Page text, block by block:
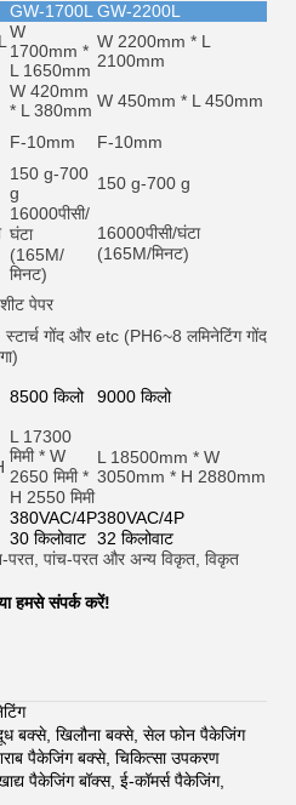
GW-1700L GW-2200L
W
1700mm *
L 1650mm
W 2200mm * L
2100mm
W 420mm
* L 380mm W 450mm * L 450mm
F-10mm
F-10mm
150 g-700
g
150 g-700 g
16000पीसी/
घंटा
(165M/
मिनट)
16000पीसी/घंटा
(165M/मिनट)
पेपर
स्टार्च गोंद और etc (PH6~8 लमिनेटिंग गोंद
8500 किलो 9000 किलो
L 17300
मिमी * W
2650 मिमी *
H 2550 मिमी
L 18500mm * W
3050mm * H 2880mm
380VAC/4P380VAC/4P
30 किलोवाट 32 किलोवाट
परत, पांच-परत और अन्य विकृत, विकृत
हमसे संपर्क करें!
बक्से, खिलौना बक्से, सेल फोन पैकेजिंग
पैकेजिंग बक्से, चिकित्सा उपकरण
पैकेजिंग बॉक्स, ई-कॉमर्स पैकेजिंग,